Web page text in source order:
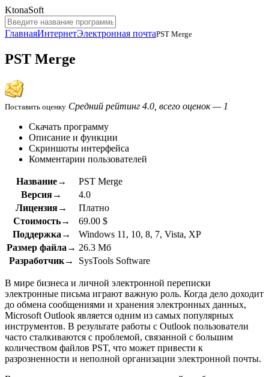
KtonaSoft
ГлавнаяИнтернетЭлектронная почтаPST Merge
PST Merge
Поставить оценку Средний рейтинг 4.0, всего оценок — 1
Скачать программу
Описание и функции
Скриншоты интерфейса
Комментарии пользователей
Название→
PST Merge
Версия→
4.0
Лицензия→
Платно
Стоимость→
69.00 $
Поддержка→
Windows 11, 10, 8, 7, Vista, XP
Размер файла→ 26.3 Мб
Разработчик→
SysTools Software
В мире бизнеса и личной электронной переписки
электронные письма играют важную роль. Когда дело доходит
до обмена сообщениями и хранения электронных данных,
Microsoft Outlook является одним из самых популярных
инструментов. В результате работы с Outlook пользователи
часто сталкиваются с проблемой, связанной с большим
количеством файлов PST, что может привести к
разрозненности и неполной организации электронной почты.